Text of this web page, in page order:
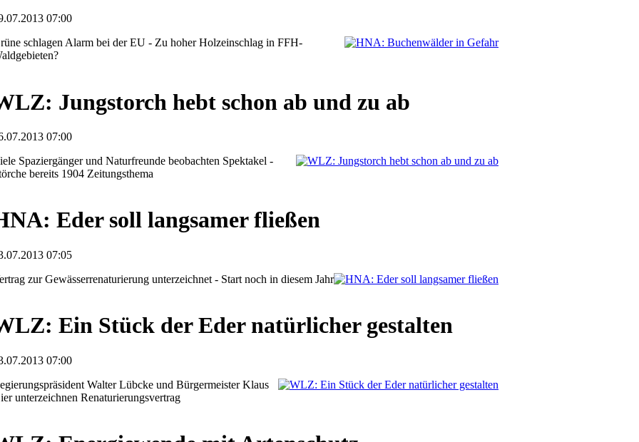
07:00
schlagen Alarm bei der EU - Zu hoher Holzeinschlag in FFH-
Jungstorch hebt schon ab und zu ab
07:00
Spaziergänger und Naturfreunde beobachten Spektakel -
bereits 1904 Zeitungsthema
Eder soll langsamer fließen
07:05
zur Gewässerrenaturierung unterzeichnet - Start noch in diesem Jahr
Ein Stück der Eder natürlicher gestalten
07:00
Walter Lübcke und Bürgermeister Klaus
unterzeichnen Renaturierungsvertrag